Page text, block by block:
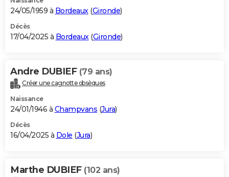
24/05/1959 à Bordeaux(Gironde)
Décès
17/04/2025 à Bordeaux(Gironde)
Andre DUBIEF (79 ans)
Créer une cagnotte obsèques
Naissance
24/01/1946 à Champvans (Jura)
Décès
16/04/2025 à Dole (Jura)
Marthe DUBIEF (102 ans)